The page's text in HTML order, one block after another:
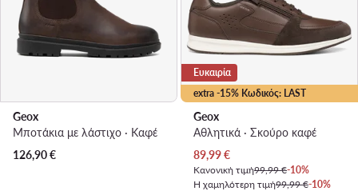
Geox
Μποτάκια με λάστιχο · Καφέ
126,90€
extra -15% Κωδικός: LAST
Ευκαιρία
Geox
Αθλητικά · Σκούρο καφέ
Τρέχουσα τιμή
89,99€
Κανονική τιμή99,99 €-10%
Η χαμηλότερη τιμή99,99 €-10%